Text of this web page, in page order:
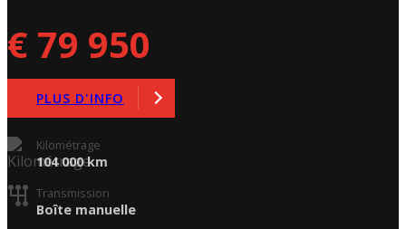
€ 79 950
PLUS D'INFO
Kilométrage
104 000 km
Transmission
Boîte manuelle